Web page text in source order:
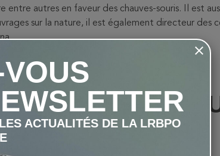
autres en faveur des chauves-souris. Il est
sur la nature, il est également directeur des
CE
ACHETÉ :
ACTUALITÉS DE LA LRBPO